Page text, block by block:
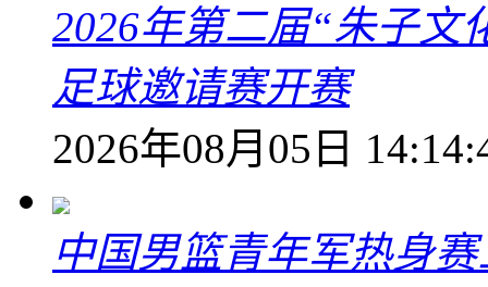
2026年第二届“朱子文
足球邀请赛开赛
2026年08月05日
中国男篮青年军热身